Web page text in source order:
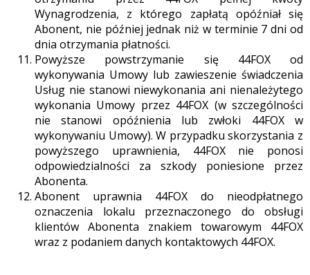
Wynagrodzenia, z którego zapłatą opóźniał się
Abonent, nie później jednak niż w terminie 7 dni od
dnia otrzymania płatności.
Powyższe powstrzymanie się 44FOX od
wykonywania Umowy lub zawieszenie świadczenia
Usług nie stanowi niewykonania ani nienależytego
wykonania Umowy przez 44FOX (w szczególności
nie stanowi opóźnienia lub zwłoki 44FOX w
wykonywaniu Umowy). W przypadku skorzystania z
powyższego uprawnienia, 44FOX nie ponosi
odpowiedzialności za szkody poniesione przez
Abonenta.
Abonent uprawnia 44FOX do nieodpłatnego
oznaczenia lokalu przeznaczonego do obsługi
klientów Abonenta znakiem towarowym 44FOX
wraz z podaniem danych kontaktowych 44FOX.